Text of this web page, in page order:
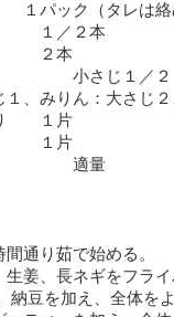
タレは絡め
１／２本
２本
じ１／２
、みりん：大さじ２
り １片
１片
適量
通り茹で始める。
生姜、長ネギをフラ
納豆を加え、全体を